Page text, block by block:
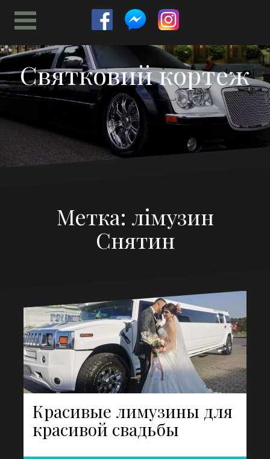
содержимому
Святковий кортеж
Метка: лімузин
Снятин
Красивые лимузины для
красивой свадьбы